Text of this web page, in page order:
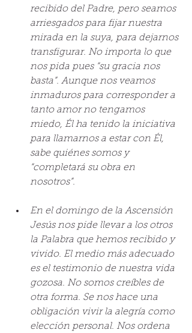
recibido del Padre, pero seamos
arriesgados para fijar nuestra
mirada en la suya, para dejarnos
transfigurar. No importa lo que
nos pida pues “su gracia nos
basta”. Aunque nos veamos
inmaduros para corresponder a
tanto amor no tengamos
miedo, Él ha tenido la iniciativa
para llamarnos a estar con Él,
sabe quiénes somos y
“completará su obra en
nosotros”.
En el domingo de la Ascensión
Jesús nos pide llevar a los otros
la Palabra que hemos recibido y
vivido. El medio más adecuado
es el testimonio de nuestra vida
gozosa. No somos creíbles de
otra forma. Se nos hace una
obligación vivir la alegría como
elección personal. Nos ordena